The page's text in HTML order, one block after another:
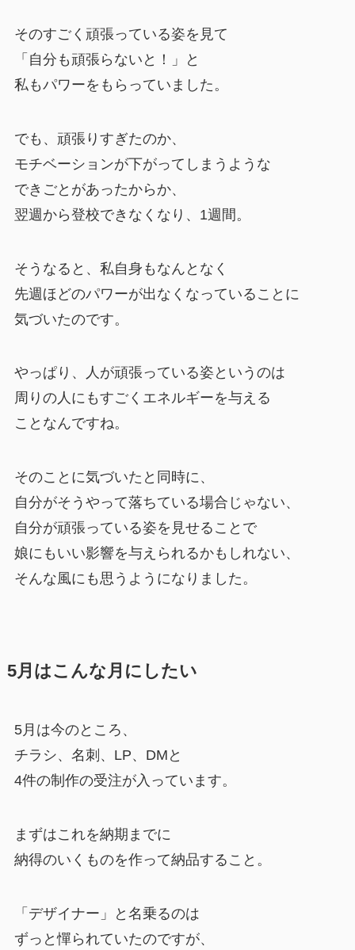
そのすごく頑張っている姿を見て
「自分も頑張らないと！」と
私もパワーをもらっていました。
でも、頑張りすぎたのか、
モチベーションが下がってしまうような
できごとがあったからか、
翌週から登校できなくなり、1週間。
そうなると、私自身もなんとなく
先週ほどのパワーが出なくなっていることに
気づいたのです。
やっぱり、人が頑張っている姿というのは
周りの人にもすごくエネルギーを与える
ことなんですね。
そのことに気づいたと同時に、
自分がそうやって落ちている場合じゃない、
自分が頑張っている姿を見せることで
娘にもいい影響を与えられるかもしれない、
そんな風にも思うようになりました。
5月はこんな月にしたい
5月は今のところ、
チラシ、名刺、LP、DMと
4件の制作の受注が入っています。
まずはこれを納期までに
納得のいくものを作って納品すること。
「デザイナー」と名乗るのは
ずっと憚られていたのですが、